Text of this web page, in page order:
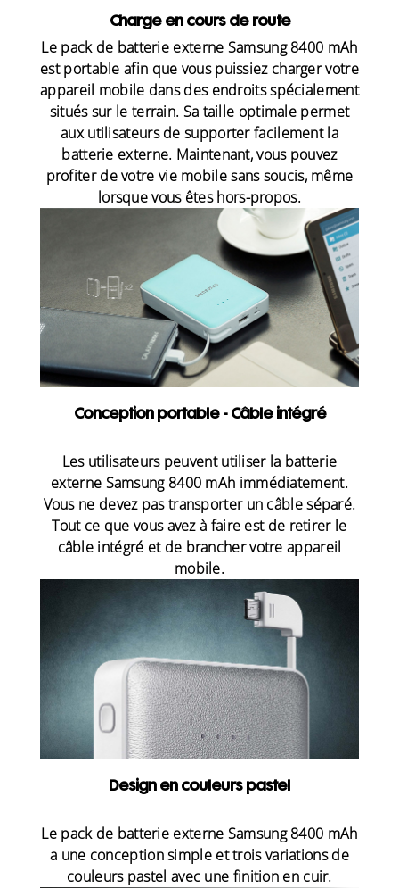
Charge en cours de route
Le pack de batterie externe Samsung 8400 mAh
est portable afin que vous puissiez charger votre
appareil mobile dans des endroits spécialement
situés sur le terrain. Sa taille optimale permet
aux utilisateurs de supporter facilement la
batterie externe. Maintenant, vous pouvez
profiter de votre vie mobile sans soucis, même
lorsque vous êtes hors-propos.
Conception portable - Câble intégré
Les utilisateurs peuvent utiliser la batterie
externe Samsung 8400 mAh immédiatement.
Vous ne devez pas transporter un câble séparé.
Tout ce que vous avez à faire est de retirer le
câble intégré et de brancher votre appareil
mobile.
Design en couleurs pastel
Le pack de batterie externe Samsung 8400 mAh
a une conception simple et trois variations de
couleurs pastel avec une finition en cuir.